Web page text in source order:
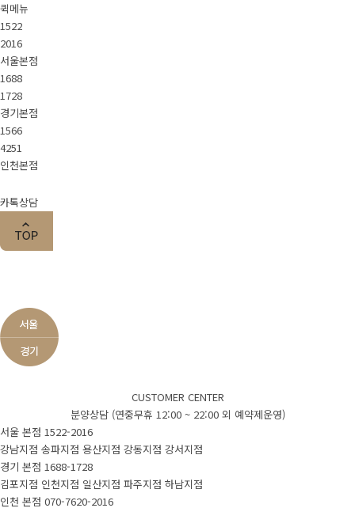
퀵메뉴
1522
2016
서울본점
1688
1728
경기본점
1566
4251
인천본점
카톡상담
CUSTOMER CENTER
분양상담 (연중무휴 12:00 ~ 22:00 외 예약제운영)
서울 본점 1522-2016
강남지점 송파지점 용산지점 강동지점 강서지점
경기 본점 1688-1728
김포지점 인천지점 일산지점 파주지점 하남지점
인천 본점 070-7620-2016
About Pet.J
지점안내
입양시스템
입양시스템
강아지